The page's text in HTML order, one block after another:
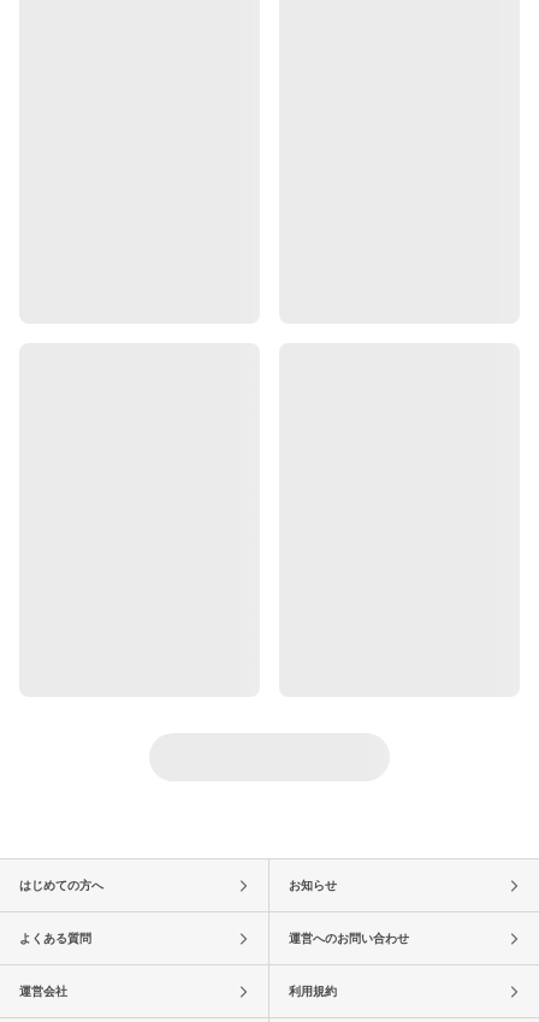
はじめての方へ お知らせ
よくある質問 運営へのお問い合わせ
運営会社 利用規約